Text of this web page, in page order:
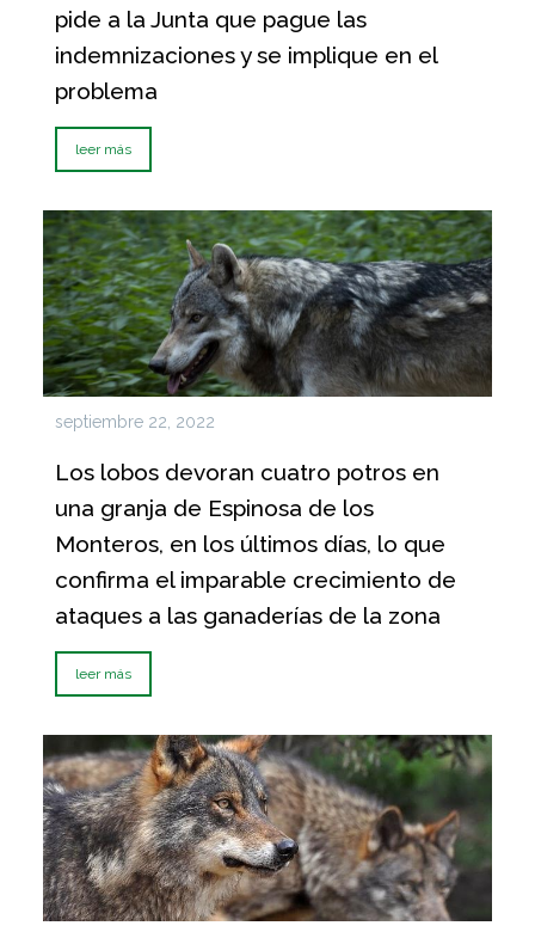
pide a la Junta que pague las
indemnizaciones y se implique en el
problema
leer más
septiembre 22, 2022
Los lobos devoran cuatro potros en
una granja de Espinosa de los
Monteros, en los últimos días, lo que
confirma el imparable crecimiento de
ataques a las ganaderías de la zona
leer más